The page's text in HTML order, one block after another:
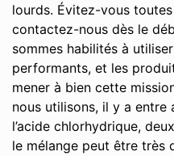
lourds. Évitez-vous
contactez-nous dès le
sommes habilités à
performants, et les
mener à bien cette
nous utilisons, il y a entre
l’acide chlorhydrique,
le mélange peut être très